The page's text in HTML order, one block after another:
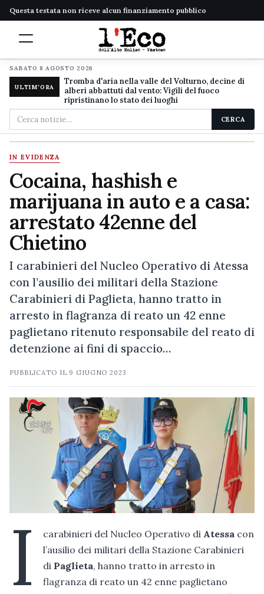
Questa testata non riceve alcun finanziamento pubblico
SABATO 8 AGOSTO 2026
ULTIM'ORA
Tromba d'aria nella valle del Volturno, decine di
alberi abbattuti dal vento: Vigili del fuoco
ripristinano lo stato dei luoghi
Cerca
nel
sito
CERCA
IN EVIDENZA
Cocaina, hashish e
marijuana in auto e a casa:
arrestato 42enne del
Chietino
I carabinieri del Nucleo Operativo di Atessa
con l’ausilio dei militari della Stazione
Carabinieri di Paglieta, hanno tratto in
arresto in flagranza di reato un 42 enne
paglietano ritenuto responsabile del reato di
detenzione ai fini di spaccio…
PUBBLICATO IL 9 GIUGNO 2023
I carabinieri del Nucleo Operativo di Atessa con
l’ausilio dei militari della Stazione Carabinieri
di Paglieta, hanno tratto in arresto in
flagranza di reato un 42 enne paglietano